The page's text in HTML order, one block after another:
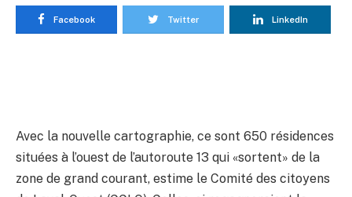
Facebook Twitter LinkedIn
Avec la nouvelle cartographie, ce sont 650 résidences
situées à l’ouest de l’autoroute 13 qui «sortent» de la
zone de grand courant, estime le Comité des citoyens